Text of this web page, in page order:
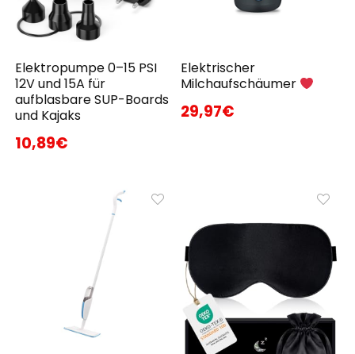
Elektropumpe 0–15 PSI
12V und 15A für
aufblasbare SUP-Boards
und Kajaks
10,89€
Elektrischer
Milchaufschäumer
29,97€